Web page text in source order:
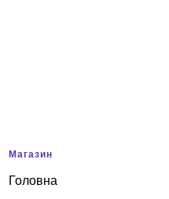
Магазин
Головна